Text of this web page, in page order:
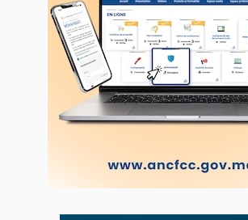
L'ODJ LIVE TV
LODJ AUDIO
WEB RADIO R212
Copyright © 2022 Groupe de
Ce site utilise Google Analytics. En continuant
autorisez à déposer un cookie à des fins de